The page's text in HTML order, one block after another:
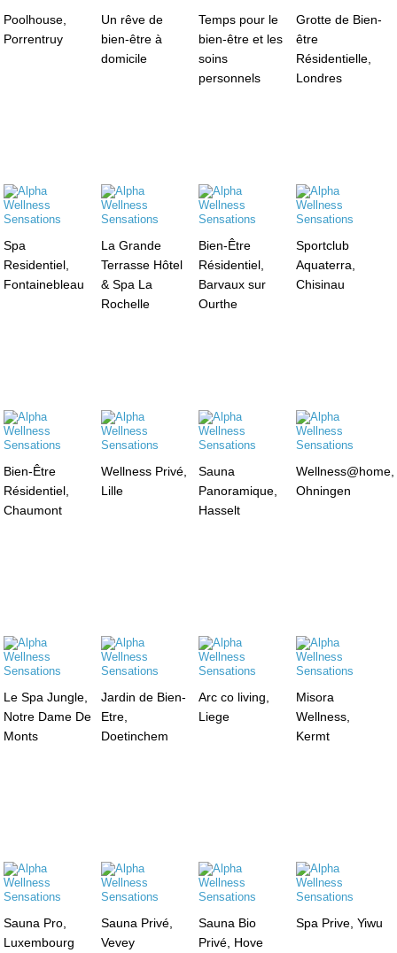
Poolhouse,
Porrentruy
Un rêve de
bien-être à
domicile
Temps pour le
bien-être et les
soins
personnels
Grotte de Bien-
être
Résidentielle,
Londres
Spa
Residentiel,
Fontainebleau
La Grande
Terrasse Hôtel
& Spa La
Rochelle
Bien-Être
Résidentiel,
Barvaux sur
Ourthe
Sportclub
Aquaterra,
Chisinau
Bien-Être
Résidentiel,
Chaumont
Wellness Privé,
Lille
Sauna
Panoramique,
Hasselt
Wellness@home,
Ohningen
Le Spa Jungle,
Notre Dame De
Monts
Jardin de Bien-
Etre,
Doetinchem
Arc co living,
Liege
Misora
Wellness,
Kermt
Sauna Pro,
Luxembourg
Sauna Privé,
Vevey
Sauna Bio
Privé, Hove
Spa Prive, Yiwu